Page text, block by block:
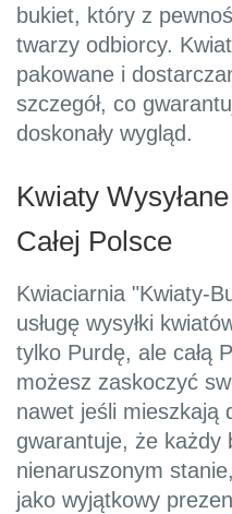
bukiet, który z
twarzy odbiorcy.
pakowane i
szczegół, co
doskonały wygląd.
Kwiaty
Całej Polsce
Kwiaciarnia "Kwiaty-
usługę wysyłki
tylko Purdę, ale całą
możesz zaskoczyć
nawet jeśli mieszkają
gwarantuje, że każdy
nienaruszonym
jako wyjątkowy